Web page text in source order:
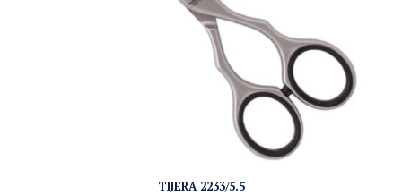
TIJERA 2233/5.5